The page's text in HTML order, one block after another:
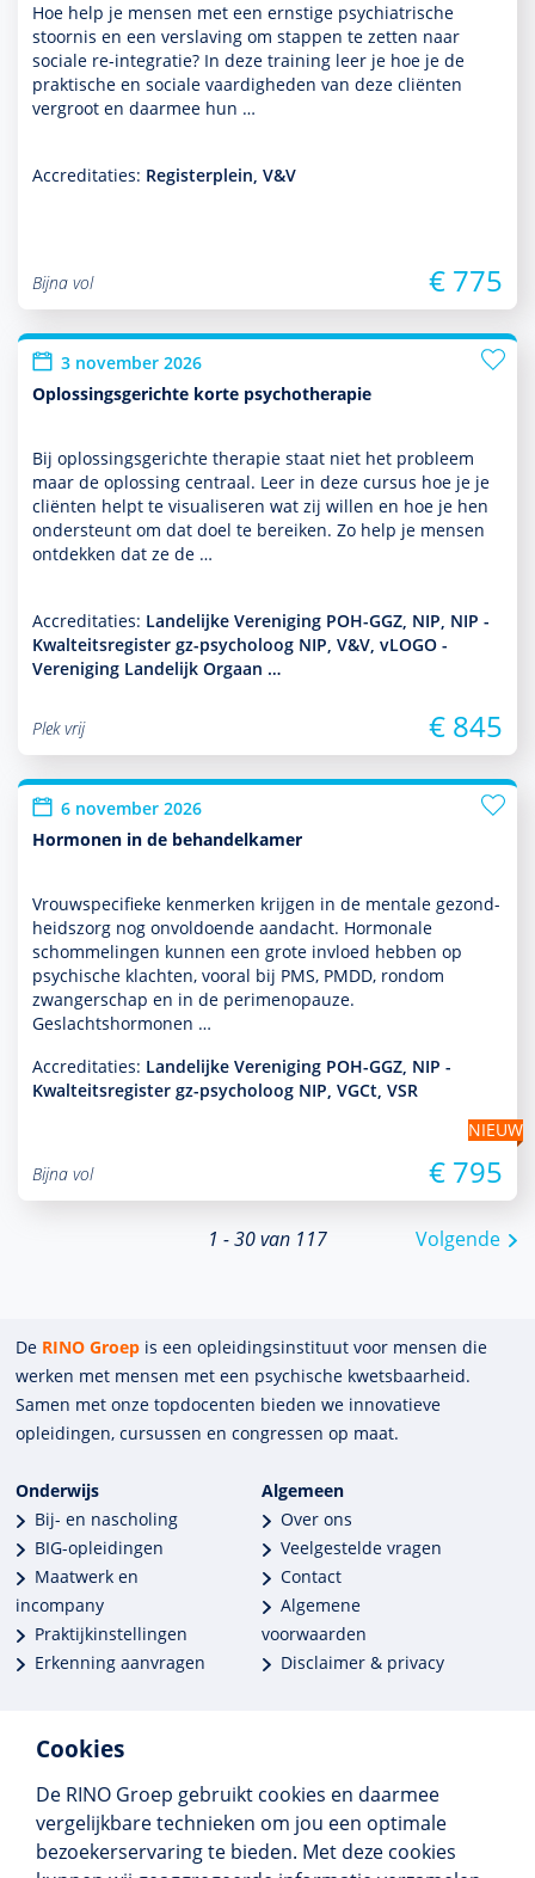
Cookies
De RINO Groep gebruikt cookies en daarmee
vergelijkbare technieken om jou een optimale
bezoekerservaring te bieden. Met deze cookies
Hoe help je mensen met een ernstige psychia­trische
stoor­nis en een ver­sla­ving om stappen te zetten naar
sociale re-integratie? In deze training leer je hoe je de
prak­tische en sociale vaar­dig­heden van deze cliënten
vergroot en daarmee hun …
Accreditaties: Registerplein, V&V
Bijna vol € 775
3 november 2026
Oplossingsgerichte korte psychotherapie
Bij oplos­sings­gerichte thera­pie staat niet het probleem
maar de oplos­sing centraal. Leer in deze cursus hoe je je
cliënten helpt te visualiseren wat zij willen en hoe je hen
onder­steunt om dat doel te bereiken. Zo help je mensen
ontdekken dat ze de …
Accreditaties: Landelijke Vereniging POH-GGZ, NIP, NIP -
Kwalteitsregister gz-psycholoog NIP, V&V, vLOGO -
Vereniging Landelijk Orgaan …
Plek vrij € 845
6 november 2026
Hormonen in de behandelkamer
Vrouwspeci­fieke kenmerken krijgen in de mentale gezond­
heids­zorg nog onvol­doende aan­dacht. Hormonale
schommelingen kunnen een grote invloed hebben op
psychische klachten, vooral bij PMS, PMDD, ron­dom
zwangerschap en in de perimenopauze.
Geslachtshormonen …
Accreditaties: Landelijke Vereniging POH-GGZ, NIP -
Kwalteitsregister gz-psycholoog NIP, VGCt, VSR
NIEUW
Bijna vol
€ 795
1 - 30 van 117 Volgende
De RINO Groep is een opleidings­insti­tuut voor mensen die
werken met mensen met een psychische kwets­baar­heid.
Samen met onze top­docenten bieden we innova­tieve
opleidingen, cursussen en congres­sen op maat.
Onderwijs
Bij- en nascholing
BIG-opleidingen
Maatwerk en
incompany
Praktijkinstellingen
Erkenning aanvragen
Algemeen
Over ons
Veelgestelde vragen
Contact
Algemene
voorwaarden
Disclaimer & privacy
Meer dan 250 opleidingen
Alle BIG-opleidingen in huis
Cedeo-erkend en CRKBO-geregistreerd